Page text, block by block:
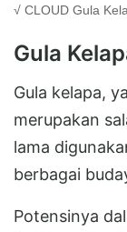
√ CLOUD Gula
Gula
Gula kelapa,
merupakan
lama
berbagai
Potensinya